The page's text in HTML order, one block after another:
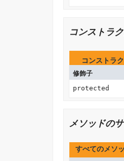
コンストラ
コンストラ
修飾子
protected
メソッドの
すべてのメソ